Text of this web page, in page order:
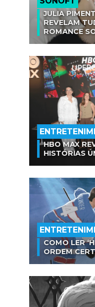
JULIA
REVELAM
ROMANCE
HBO MAX
HISTÓRIAS
COMO LER
ORDEM